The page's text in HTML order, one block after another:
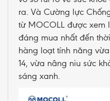
ra. Và Cường lực
từ MOCOLL được xem
đáng mua nhất đến
hàng loạt tính năng
14, vừa nâng niu sức
sáng xanh.